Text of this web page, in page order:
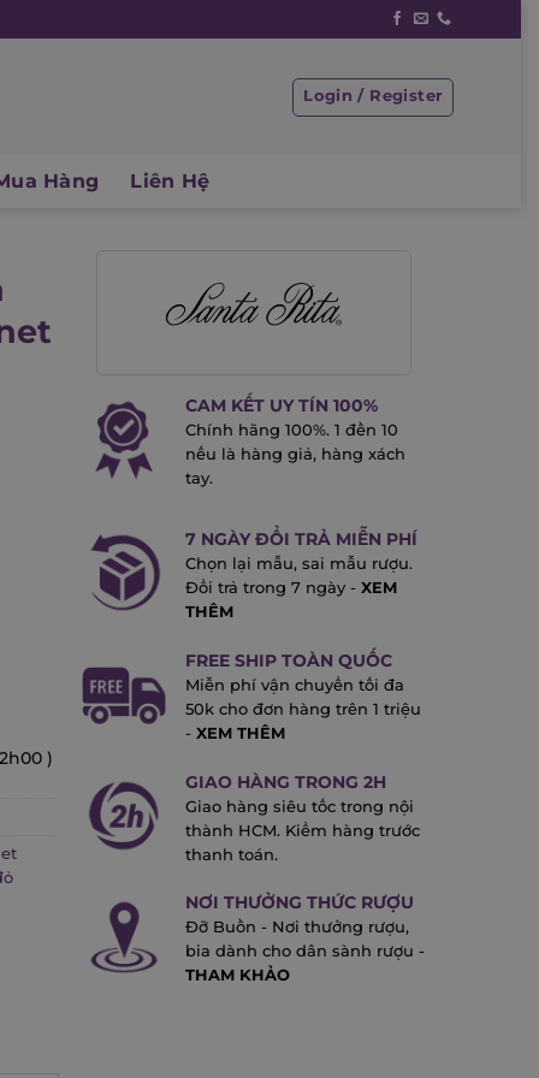
Login / Register
Hàng Liên Hệ
)
CAM KẾT UY TÍN 100%
Chính hãng 100%. 1 đền 10
nếu là hàng giả, hàng xách
tay.
7 NGÀY ĐỔI TRẢ MIỄN PHÍ
Chọn lại mẫu, sai mẫu rượu.
Đổi trả trong 7 ngày -XEM
THÊM
FREE SHIP TOÀN QUỐC
Miễn phí vận chuyển tối đa
50k cho đơn hàng trên 1 triệu
- XEM THÊM
GIAO HÀNG TRONG 2H
Giao hàng siêu tốc trong nội
thành HCM. Kiểm hàng trước
thanh toán.
NƠI THƯỞNG THỨC RƯỢU
Đỡ Buồn - Nơi thưởng rượu,
bia dành cho dân sành rượu -
THAM KHẢO